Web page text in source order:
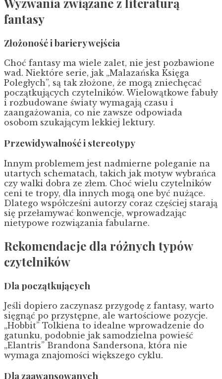
fantasy
Złożoność i bariery wejścia
Choć fantasy ma wiele zalet, nie jest pozbawione
wad. Niektóre serie, jak „Malazańska Księga
Poległych”, są tak złożone, że mogą zniechęcać
początkujących czytelników. Wielowątkowe fabuły
i rozbudowane światy wymagają czasu i
zaangażowania, co nie zawsze odpowiada
osobom szukającym lekkiej lektury.
Przewidywalność i stereotypy
Innym problemem jest nadmierne poleganie na
utartych schematach, takich jak motyw wybrańca
czy walki dobra ze złem. Choć wielu czytelników
ceni te tropy, dla innych mogą one być nużące.
Dlatego współcześni autorzy coraz częściej starają
się przełamywać konwencje, wprowadzając
nietypowe rozwiązania fabularne.
Rekomendacje dla różnych typów
czytelników
Dla początkujących
Jeśli dopiero zaczynasz przygodę z fantasy, warto
sięgnąć po przystępne, ale wartościowe pozycje.
„Hobbit” Tolkiena to idealne wprowadzenie do
gatunku, podobnie jak samodzielna powieść
„Elantris” Brandona Sandersona, która nie
wymaga znajomości większego cyklu.
Dla zaawansowanych